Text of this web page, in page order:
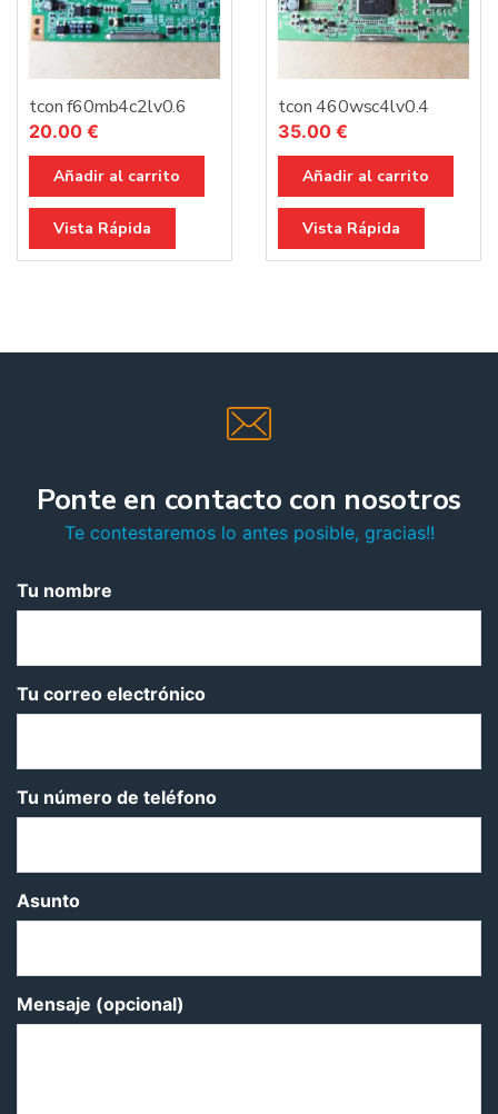
tcon f60mb4c2lv0.6
20.00 €
Añadir al carrito
Vista Rápida
tcon 460wsc4lv0.4
35.00 €
Añadir al carrito
Vista Rápida
Ponte en contacto con nosotros
Te contestaremos lo antes posible, gracias!!
Tu nombre
Tu correo electrónico
Tu número de teléfono
Asunto
Mensaje (opcional)